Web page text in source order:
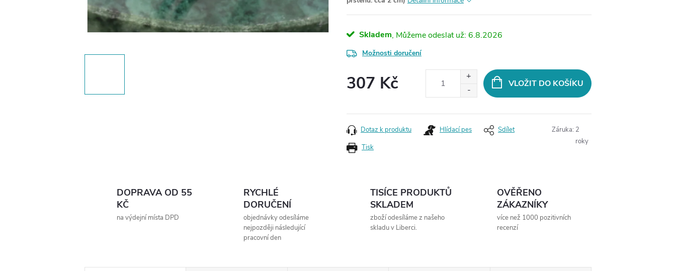
Skladem 6.8.2026
Možnosti doručení
307 Kč VLOŽIT DO KOŠÍKU
Tisk
Dotaz k produktu Hlídací pes Sdílet Záruka: 2
roky
DOPRAVA OD 55
KČ
na výdejní místa DPD
RYCHLÉ
DORUČENÍ
objednávky odesíláme
nejpozději následující
pracovní den
TISÍCE PRODUKTŮ
SKLADEM
zboží odesíláme z našeho
skladu v Liberci.
OVĚŘENO
ZÁKAZNÍKY
více než 1000 pozitivních
recenzí